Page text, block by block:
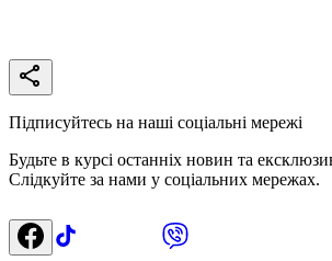
Підписуйтесь на наші соціальні мережі
Будьте в курсі останніх новин та
Слідкуйте за нами у соціальних мережах.